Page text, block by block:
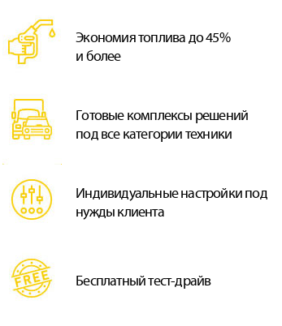
Экономия топлива до 45%
и более
Готовые комплексы решений
под все категории техники
Индивидуальные настройки под
нужды клиента
Бесплатный тест-драйв